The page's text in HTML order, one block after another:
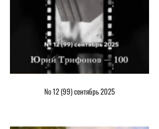
№ 12 (99) сентябрь 2025